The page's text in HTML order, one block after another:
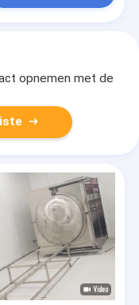
opnemen met de